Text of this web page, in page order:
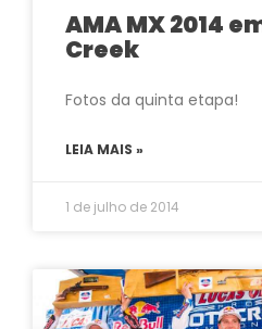
AMA MX 2014
Creek
Fotos da quinta etapa!
LEIA MAIS »
1 de julho de 2014